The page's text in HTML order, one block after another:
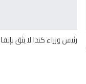
رئيس وزراء كندا لا يثق